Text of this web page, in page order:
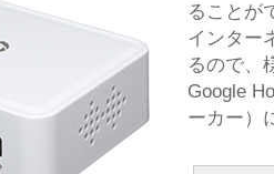
ることが
インター
るので、
Google
ーカー）